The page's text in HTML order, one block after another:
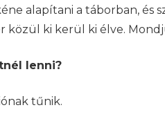
alapítani a táborban, és
közül ki kerül ki élve.
lenni?
tűnik.